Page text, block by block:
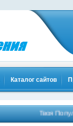
Каталог сайтов
Твоя